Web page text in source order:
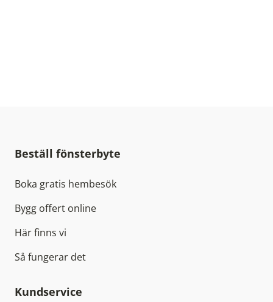
Beställ fönsterbyte
Boka gratis hembesök
Bygg offert online
Här finns vi
Så fungerar det
Kundservice